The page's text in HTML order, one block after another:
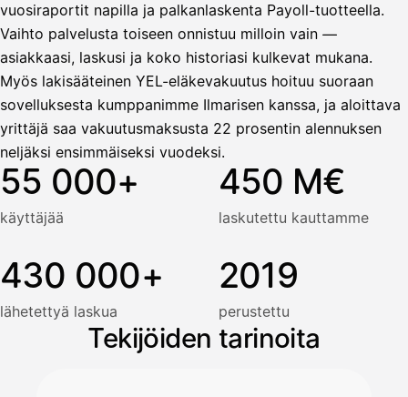
vuosiraportit napilla ja palkanlaskenta Payoll-tuotteella.
Vaihto palvelusta toiseen onnistuu milloin vain —
asiakkaasi, laskusi ja koko historiasi kulkevat mukana.
Myös lakisääteinen YEL-eläkevakuutus hoituu suoraan
sovelluksesta kumppanimme Ilmarisen kanssa, ja aloittava
yrittäjä saa vakuutusmaksusta 22 prosentin alennuksen
neljäksi ensimmäiseksi vuodeksi.
55 000+
käyttäjää
450 M€
laskutettu kauttamme
430 000+
lähetettyä laskua
2019
perustettu
Tekijöiden tarinoita